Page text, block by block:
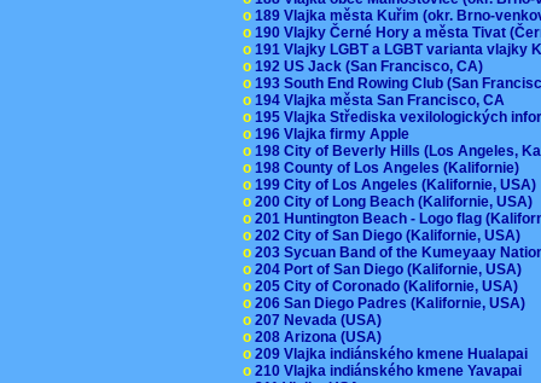
o 189 Vlajka města Kuřim (okr. Brno-
o 190 Vlajky Černé Hory a města Tivat
o 191 Vlajky LGBT a LGBT varianta vlajky
o 192 US Jack (San Francisco, CA)
o 193 South End Rowing Club (San
o 194 Vlajka města San Francisco, CA
o 195 Vlajka Střediska vexilologických
o 196 Vlajka firmy Apple
o 198 City of Beverly Hills (Los Angeles,
o 198 County of Los Angeles (Kalifornie)
o 199 City of Los Angeles (Kalifornie,
o 200 City of Long Beach (Kalifornie, USA)
o 201 Huntington Beach - Logo flag
o 202 City of San Diego (Kalifornie, USA)
o 203 Sycuan Band of the Kumeyaay
o 204 Port of San Diego (Kalifornie, USA)
o 205 City of Coronado (Kalifornie, USA)
o 206 San Diego Padres (Kalifornie, USA)
o 207 Nevada (USA)
o 208 Arizona (USA)
o 209 Vlajka indiánského kmene Hualapai
o 210 Vlajka indiánského kmene Yavapai